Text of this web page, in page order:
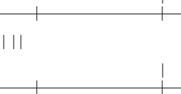
││